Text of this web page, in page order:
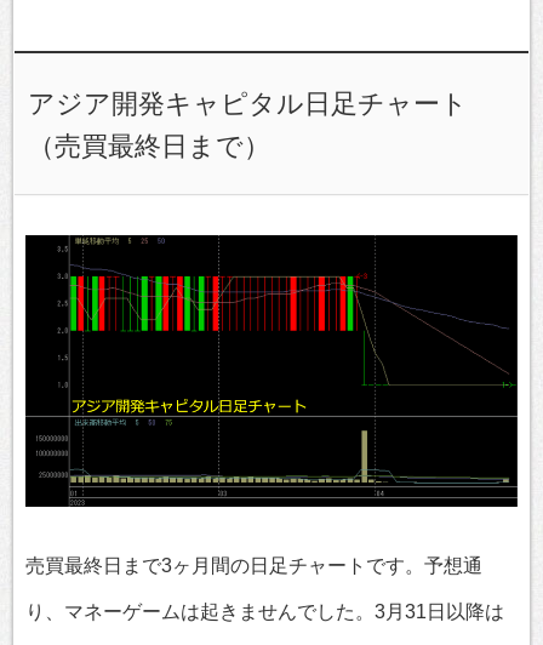
アジア開発キャピタル日足チャート
（売買最終日まで）
売買最終日まで3ヶ月間の日足チャートです。予想通
り、マネーゲームは起きませんでした。3月31日以降は